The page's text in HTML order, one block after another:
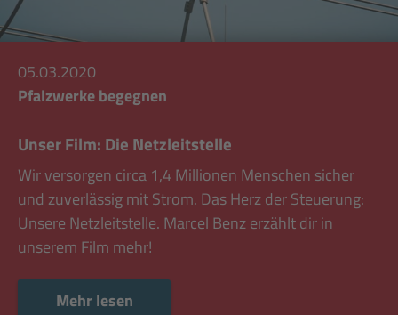
05.03.2020
Pfalzwerke begegnen
Unser Film: Die Netzleitstelle
Wir versorgen circa 1,4 Millionen Menschen sicher
und zuverlässig mit Strom. Das Herz der Steuerung:
Unsere Netzleitstelle. Marcel Benz erzählt dir in
unserem Film mehr!
Mehr lesen